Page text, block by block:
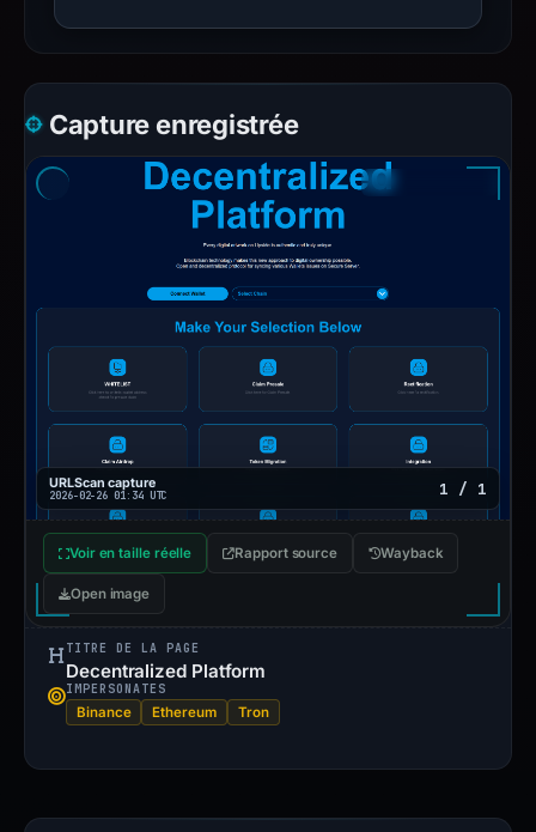
Capture enregistrée
URLScan capture
2026-02-26 01:34 UTC 1 / 1
Voir en taille réelle Rapport source Wayback
Open image
TITRE DE LA PAGE
Decentralized Platform
IMPERSONATES
Binance Ethereum Tron